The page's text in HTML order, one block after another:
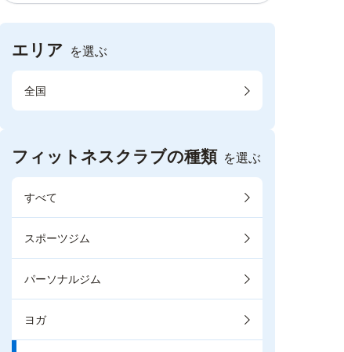
エリア を選ぶ
全国
フィットネスクラブの種類 を選ぶ
すべて
スポーツジム
パーソナルジム
ヨガ